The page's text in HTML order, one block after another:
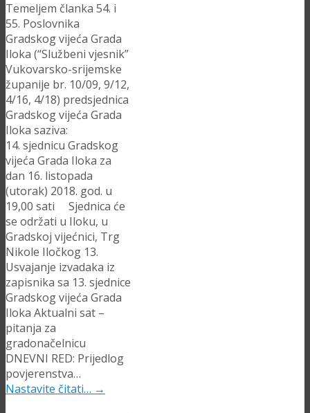
Temeljem članka 54. i
55. Poslovnika
Gradskog vijeća Grada
Iloka (“Službeni vjesnik”
Vukovarsko-srijemske
županije br. 10/09, 9/12,
4/16, 4/18) predsjednica
Gradskog vijeća Grada
Iloka saziva:
14. sjednicu Gradskog
vijeća Grada Iloka za
dan 16. listopada
(utorak) 2018. god. u
19,00 sati Sjednica će
se održati u Iloku, u
Gradskoj vijećnici, Trg
Nikole Iločkog 13.
Usvajanje izvadaka iz
zapisnika sa 13. sjednice
Gradskog vijeća Grada
Iloka Aktualni sat –
pitanja za
gradonačelnicu
DNEVNI RED: Prijedlog
povjerenstva…
Nastavite čitati… →